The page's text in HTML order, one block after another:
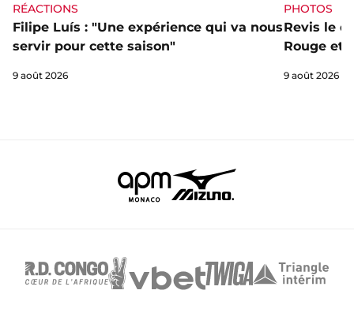
RÉACTIONS
Filipe Luís : "Une expérience qui va nous
servir pour cette saison"
9 août 2026
PHOTOS
Revis le
Rouge et
9 août 2026